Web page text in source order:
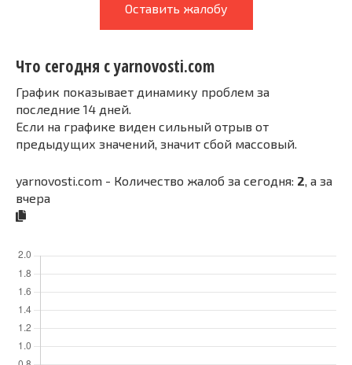
Оставить жалобу
Что сегодня с yarnovosti.com
График показывает динамику проблем за
последние 14 дней.
Если на графике виден сильный отрыв от
предыдущих значений, значит сбой массовый.
yarnovosti.com - Количество жалоб за сегодня: 2 , а за
вчера